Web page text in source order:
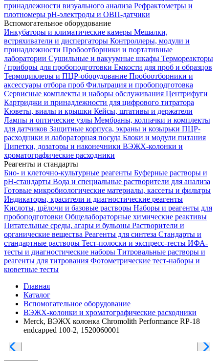
принадлежности визуального анализа Рефрактометры и
плотномеры pH-электроды и ОВП-датчики
Вспомогательное оборудование
Инкубаторы и климатические камеры Мешалки,
встряхиватели и диспергаторы Контроллеры, модули и
принадлежности Пробоотборники и портативные
лаборатории Сушильные и вакуумные шкафы Термореакторы
/ приборы для пробоподготовки Емкости для проб и образцов
Термоциклеры и ПЦР-оборудование Пробоотборники и
аксессуары отбора проб Фильтрация и пробоподготовка
Сервисные комплекты и наборы обслуживания Центрифуги
Картриджи и принадлежности для цифрового титратора
Кюветы, виалы и крышки Кейсы, штативы и держатели
Лампы и оптические узлы Мембраны, колпачки и комплекты
для датчиков Защитные корпуса, экраны и козырьки ПЦР-
расходники и лабораторная посуда Блоки и модули питания
Пипетки, дозаторы и наконечники ВЭЖХ-колонки и
хроматографические расходники
Реагенты и стандарты
Био- и клеточно-культурные реагенты Буферные растворы и
pH-стандарты Вода и специальные растворители для анализа
Готовые микробиологические материалы, кассеты и фильтры
Индикаторы, красители и диагностические реагенты
Кислоты, щёлочи и базовые растворы Наборы и реагенты для
пробоподготовки Общелабораторные химические реактивы
Питательные среды, агары и бульоны Растворители и
органические вещества Реагенты для синтеза Стандарты и
стандартные растворы Тест-полоски и экспресс-тесты ИФА-
тесты и диагностические наборы Титровальные растворы и
реагенты для титрования Фотометрические тест-наборы и
кюветные тесты
Главная
Каталог
Вспомогательное оборудование
ВЭЖХ-колонки и хроматографические расходники
Merck, ВЭЖХ колонка Chromolith Performance RP-18
endcapped 100-2, 1520060001